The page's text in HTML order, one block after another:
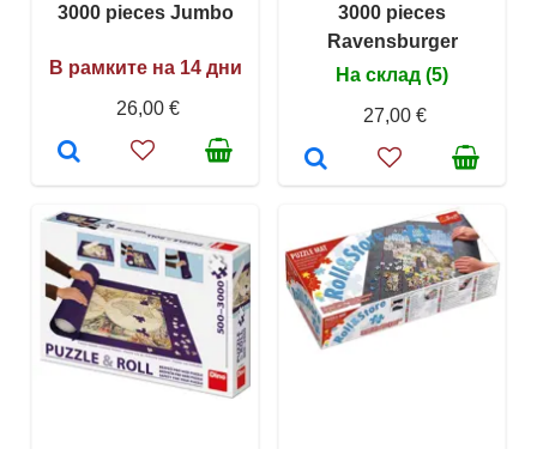
3000 pieces Jumbo
В рамките на 14 дни
26,00 €
3000 pieces
Ravensburger
На склад (5)
27,00 €